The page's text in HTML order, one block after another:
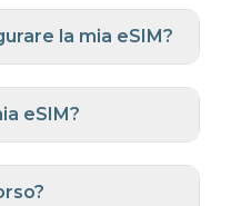
la mia eSIM?
eSIM?